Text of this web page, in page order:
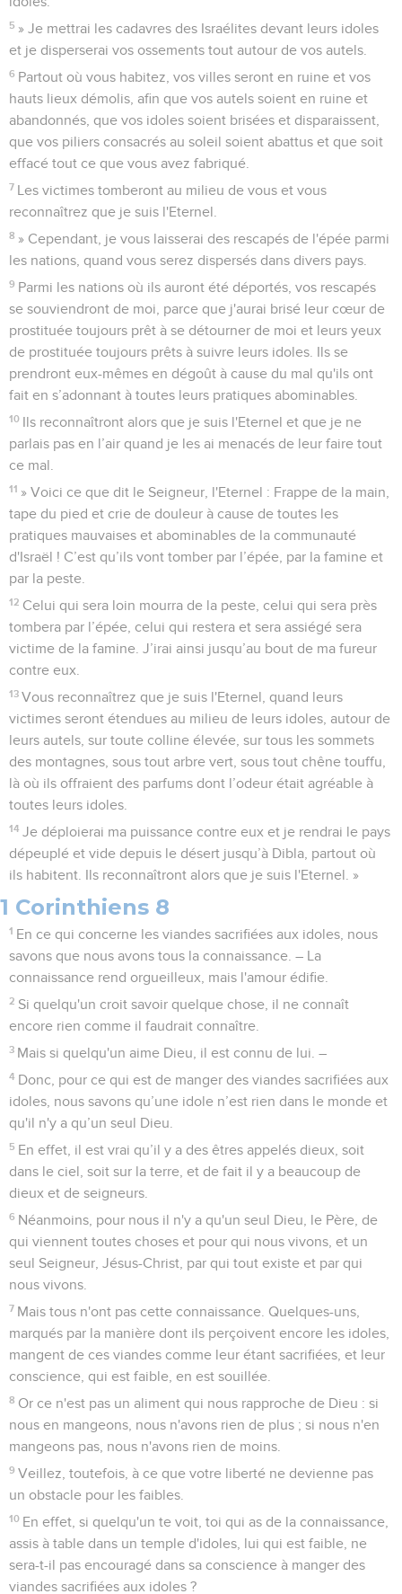
5 » Je mettrai les cadavres des Israélites devant leurs idoles
et je disperserai vos ossements tout autour de vos autels.
6 Partout où vous habitez, vos villes seront en ruine et vos
hauts lieux démolis, afin que vos autels soient en ruine et
abandonnés, que vos idoles soient brisées et disparaissent,
que vos piliers consacrés au soleil soient abattus et que soit
effacé tout ce que vous avez fabriqué.
7 Les victimes tomberont au milieu de vous et vous
reconnaîtrez que je suis l'Eternel.
8 » Cependant, je vous laisserai des rescapés de l'épée parmi
les nations, quand vous serez dispersés dans divers pays.
9 Parmi les nations où ils auront été déportés, vos rescapés
se souviendront de moi, parce que j'aurai brisé leur cœur de
prostituée toujours prêt à se détourner de moi et leurs yeux
de prostituée toujours prêts à suivre leurs idoles. Ils se
prendront eux-mêmes en dégoût à cause du mal qu'ils ont
fait en s’adonnant à toutes leurs pratiques abominables.
10 Ils reconnaîtront alors que je suis l'Eternel et que je ne
parlais pas en l’air quand je les ai menacés de leur faire tout
ce mal.
11 » Voici ce que dit le Seigneur, l'Eternel : Frappe de la main,
tape du pied et crie de douleur à cause de toutes les
pratiques mauvaises et abominables de la communauté
d'Israël ! C’est qu’ils vont tomber par l’épée, par la famine et
par la peste.
12 Celui qui sera loin mourra de la peste, celui qui sera près
tombera par l’épée, celui qui restera et sera assiégé sera
victime de la famine. J’irai ainsi jusqu’au bout de ma fureur
contre eux.
13 Vous reconnaîtrez que je suis l'Eternel, quand leurs
victimes seront étendues au milieu de leurs idoles, autour de
leurs autels, sur toute colline élevée, sur tous les sommets
des montagnes, sous tout arbre vert, sous tout chêne touffu,
là où ils offraient des parfums dont l’odeur était agréable à
toutes leurs idoles.
14 Je déploierai ma puissance contre eux et je rendrai le pays
dépeuplé et vide depuis le désert jusqu’à Dibla, partout où
ils habitent. Ils reconnaîtront alors que je suis l'Eternel. »
1 Corinthiens 8
1 En ce qui concerne les viandes sacrifiées aux idoles, nous
savons que nous avons tous la connaissance. – La
connaissance rend orgueilleux, mais l'amour édifie.
2 Si quelqu'un croit savoir quelque chose, il ne connaît
encore rien comme il faudrait connaître.
3 Mais si quelqu'un aime Dieu, il est connu de lui. –
4 Donc, pour ce qui est de manger des viandes sacrifiées aux
idoles, nous savons qu’une idole n’est rien dans le monde et
qu'il n'y a qu’un seul Dieu.
5 En effet, il est vrai qu’il y a des êtres appelés dieux, soit
dans le ciel, soit sur la terre, et de fait il y a beaucoup de
dieux et de seigneurs.
6 Néanmoins, pour nous il n'y a qu'un seul Dieu, le Père, de
qui viennent toutes choses et pour qui nous vivons, et un
seul Seigneur, Jésus-Christ, par qui tout existe et par qui
nous vivons.
7 Mais tous n'ont pas cette connaissance. Quelques-uns,
marqués par la manière dont ils perçoivent encore les idoles,
mangent de ces viandes comme leur étant sacrifiées, et leur
conscience, qui est faible, en est souillée.
8 Or ce n'est pas un aliment qui nous rapproche de Dieu : si
nous en mangeons, nous n'avons rien de plus ; si nous n'en
mangeons pas, nous n'avons rien de moins.
9 Veillez, toutefois, à ce que votre liberté ne devienne pas
un obstacle pour les faibles.
10 En effet, si quelqu'un te voit, toi qui as de la connaissance,
assis à table dans un temple d'idoles, lui qui est faible, ne
sera-t-il pas encouragé dans sa conscience à manger des
viandes sacrifiées aux idoles ?